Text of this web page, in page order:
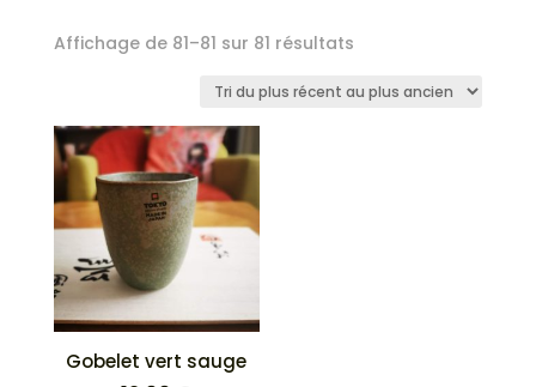
Affichage de 81–81 sur 81 résultatsTrié
plus
Gobelet vert sauge